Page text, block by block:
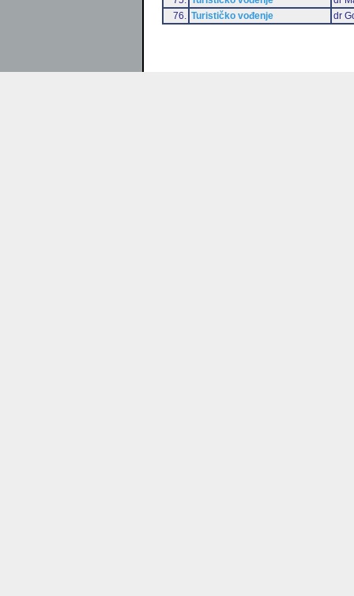
76.
Turističko vođenje dr